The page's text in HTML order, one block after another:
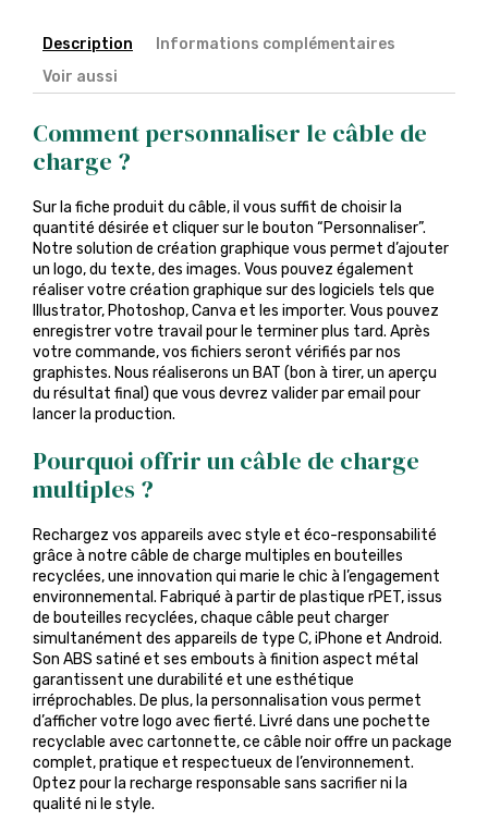
Description
Informations complémentaires
Voir aussi
Comment personnaliser le câble de
charge ?
Sur la fiche produit du câble, il vous suffit de choisir la
quantité désirée et cliquer sur le bouton “Personnaliser”.
Notre solution de création graphique vous permet d’ajouter
un logo, du texte, des images. Vous pouvez également
réaliser votre création graphique sur des logiciels tels que
Illustrator, Photoshop, Canva et les importer. Vous pouvez
enregistrer votre travail pour le terminer plus tard. Après
votre commande, vos fichiers seront vérifiés par nos
graphistes. Nous réaliserons un BAT (bon à tirer, un aperçu
du résultat final) que vous devrez valider par email pour
lancer la production.
Pourquoi offrir un câble de charge
multiples ?
Rechargez vos appareils avec style et éco-responsabilité
grâce à notre câble de charge multiples en bouteilles
recyclées, une innovation qui marie le chic à l’engagement
environnemental. Fabriqué à partir de plastique rPET, issus
de bouteilles recyclées, chaque câble peut charger
simultanément des appareils de type C, iPhone et Android.
Son ABS satiné et ses embouts à finition aspect métal
garantissent une durabilité et une esthétique
irréprochables. De plus, la personnalisation vous permet
d’afficher votre logo avec fierté. Livré dans une pochette
recyclable avec cartonnette, ce câble noir offre un package
complet, pratique et respectueux de l’environnement.
Optez pour la recharge responsable sans sacrifier ni la
qualité ni le style.